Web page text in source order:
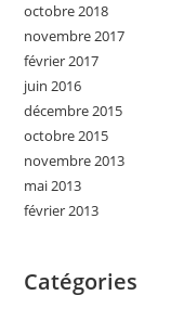
octobre 2018
novembre 2017
février 2017
juin 2016
décembre 2015
octobre 2015
novembre 2013
mai 2013
février 2013
Catégories